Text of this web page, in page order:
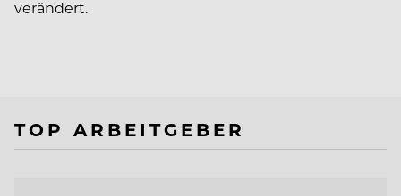
verändert.
TOP ARBEITGEBER